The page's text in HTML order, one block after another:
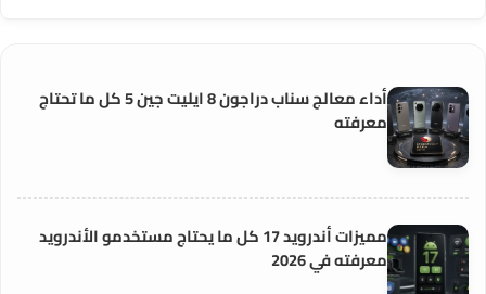
أداء معالج سناب دراجون 8 ايليت جين 5 كل ما تحتاج
معرفته
مميزات أندرويد 17 كل ما يحتاج مستخدمو الأندرويد
معرفته في 2026